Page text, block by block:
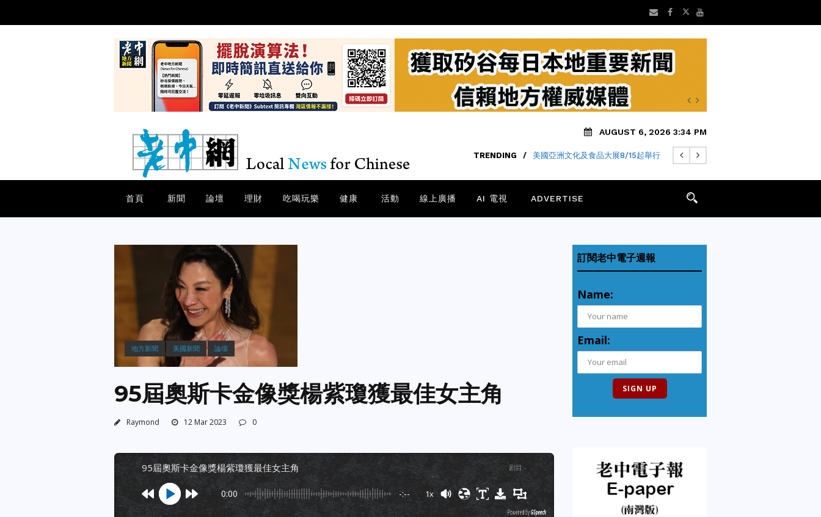
AUGUST 6, 2026 3:34 PM
TRENDING / 美國亞洲文化及食品大展8/15起舉行
首頁 新聞 論壇 理財 吃喝玩樂 健康 活動 線上廣播 AI 電視 ADVERTISE
地方新聞 美國新聞 論壇
95屆奧斯卡金像獎楊紫瓊獲最佳女主角
Raymond 12 Mar 2023 0
95屆奧斯卡金像獎楊紫瓊獲最佳女主角 剧目 :-
0:00 -:-- 1x
Powered By GSpeech
訂閱老中電子週報
Name:
Email: